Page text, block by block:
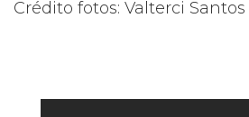
Crédito fotos: Valterci Santos